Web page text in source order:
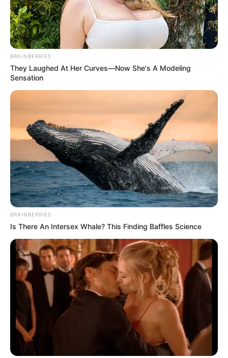
BRAINBERRIES
They Laughed At Her Curves—Now She's A Modeling
Sensation
BRAINBERRIES
Is There An Intersex Whale? This Finding Baffles Science